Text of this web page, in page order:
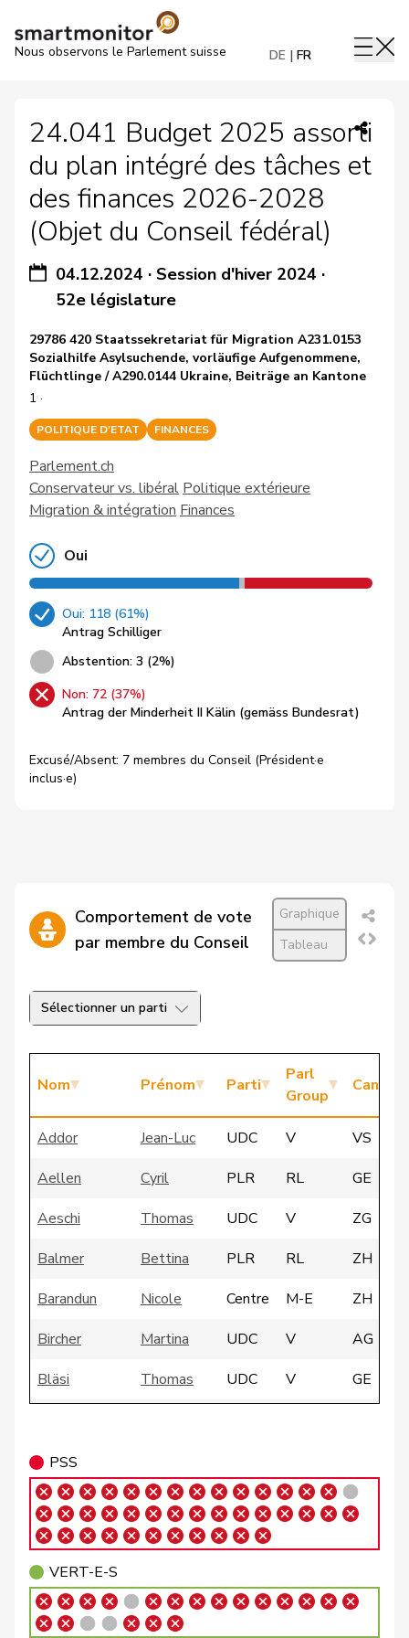
Nous observons le Parlement suisse DE FR
24.041 Budget 2025 assorti
du plan intégré des tâches et
des finances 2026-2028
(Objet du Conseil fédéral)
04.12.2024 ·Session d'hiver 2024 ·
52e législature
29786 420 Staatssekretariat für Migration A231.0153
Sozialhilfe Asylsuchende, vorläufige Aufgenommene,
Flüchtlinge / A290.0144 Ukraine, Beiträge an Kantone
1 ·
POLITIQUE D'ETAT FINANCES
Parlement.ch
Conservateur vs. libéral Politique extérieure
Migration & intégration Finances
Oui
Oui: 118 (61%)
Antrag Schilliger
Abstention: 3 (2%)
Non: 72 (37%)
Antrag der Minderheit II Kälin (gemäss Bundesrat)
Excusé/Absent: 7 membres du Conseil (Président·e
inclus·e)
Comportement de vote
par membre du Conseil
Graphique
Tableau
Sélectionner un parti
Nom Prénom Parti
Parl
Group
Canton
Addor Jean-Luc UDC V
VS
Aellen
Cyril PLR RL
GE
Aeschi
Thomas UDC V
ZG
Balmer
Bettina PLR RL
ZH
Barandun
Nicole Centre M-E
ZH
Bircher
Martina UDC V
AG
Bläsi
Thomas UDC V GE
Büchel
Roland
Rino
UDC V SG
Buffat Michaël UDC V
VD
Bühler
Manfred UDC V
BE
Bulliard-
PSS
VERT-E-S